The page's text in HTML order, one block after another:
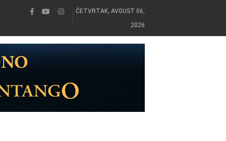
ČETVRTAK, AVGUST 06,
2026